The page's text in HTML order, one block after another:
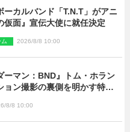
ーカルバンド「T.N.T」がアニ
仮面』宣伝大使に就任決定
2026/8/8 10:00
ーマン：BND』トム・ホラン
ョン撮影の裏側を明かす特別
8/8 10:00